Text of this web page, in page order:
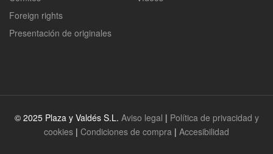
Foreign rights
Presentación de originales
© 2025 Plaza y Valdés S.L. Aviso legal | Política de privacidad y
cookies | Condiciones de compra | Accesibilidad